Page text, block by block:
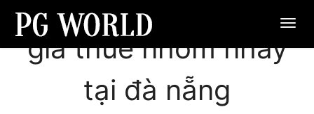
giá thuê nhóm nhảy
tại đà nẵng